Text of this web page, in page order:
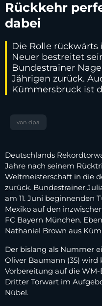
Rückkehr
dabei
Die Rolle rückwärts
Neuer bestreitet
Bundestrainer
Jährigen zurück.
Kümmersbruck ist
von dpa
Deutschlands
Jahre nach seinem
Weltmeisterschaft in die
zurück. Bundestrainer
am 11. Juni beginnenden
Mexiko auf den
FC Bayern München.
Nathaniel Brown aus
Der bislang als Nummer
Oliver Baumann (35) wird
Vorbereitung auf die
Dritter Torwart im
Nübel.